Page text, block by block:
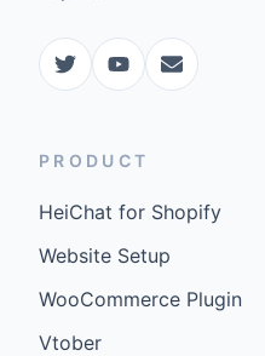
PRODUCT
HeiChat for Shopify
Website Setup
WooCommerce Plugin
Vtober